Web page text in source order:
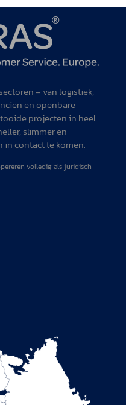
– van logistiek,
en openbare
projecten in heel
slimmer en
in contact te komen.
volledig als juridisch